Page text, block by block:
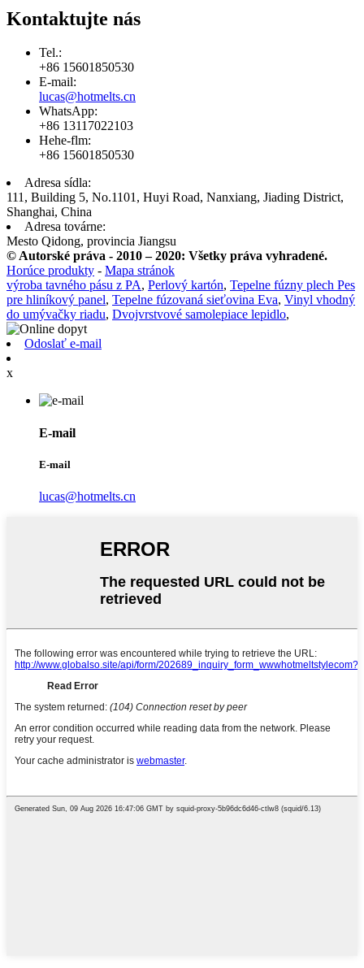
Kontaktujte nás
Tel.:
+86 15601850530
E-mail:
lucas@hotmelts.cn
WhatsApp:
+86 13117022103
Hehe-flm:
+86 15601850530
Adresa sídla:
111, Building 5, No.1101, Huyi Road, Nanxiang, Jiading District,
Shanghai, China
Adresa továrne:
Mesto Qidong, provincia Jiangsu
© Autorské práva - 2010 – 2020: Všetky práva vyhradené.
Horúce produkty - Mapa stránok
výroba tavného pásu z PA, Perlový kartón, Tepelne fúzny plech Pes
pre hliníkový panel, Tepelne fúzovaná sieťovina Eva, Vinyl vhodný
do umývačky riadu, Dvojvrstvové samolepiace lepidlo,
Odoslať e-mail
x
E-mail
E-mail
lucas@hotmelts.cn